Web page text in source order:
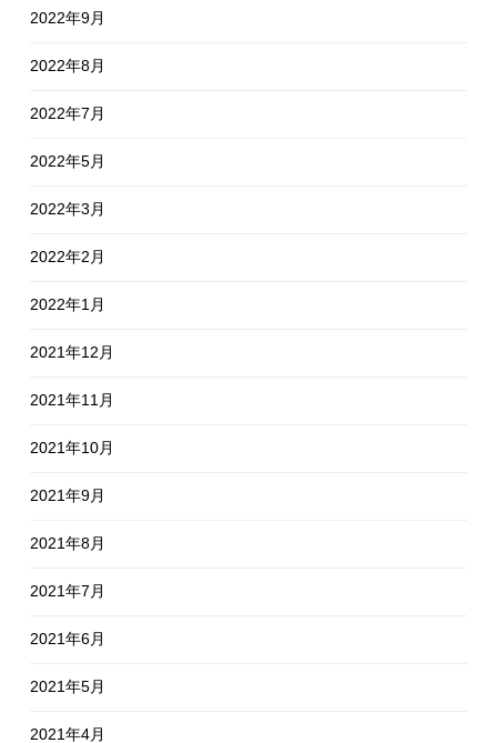
2022年9月
2022年8月
2022年7月
2022年5月
2022年3月
2022年2月
2022年1月
2021年12月
2021年11月
2021年10月
2021年9月
2021年8月
2021年7月
2021年6月
2021年5月
2021年4月